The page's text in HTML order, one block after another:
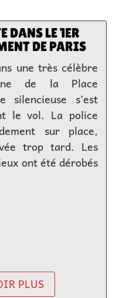
DANS LE 1ER
DE PARIS
une très célèbre
de la Place
silencieuse s’est
le vol. La police
sur place,
trop tard. Les
ont été dérobés
PLUS